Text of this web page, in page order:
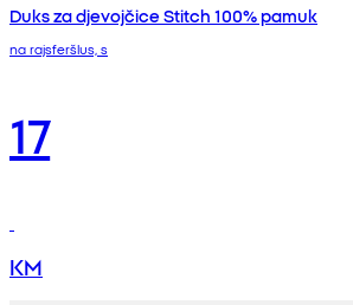
Duks za djevojčice Stitch 100% pamuk
na rajsferšlus, s
17
KM